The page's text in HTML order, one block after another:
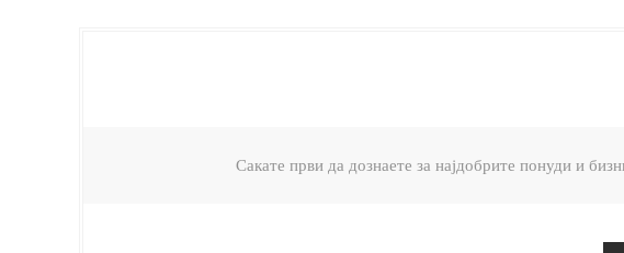
Сакате први да дознаете за најдобрите понуди и